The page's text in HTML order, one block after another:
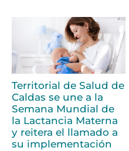
Territorial de Salud de
Caldas se une a la
Semana Mundial de
la Lactancia Materna
y reitera el llamado a
su implementación